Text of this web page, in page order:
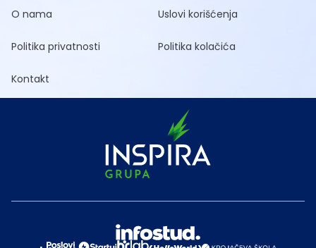
O nama Uslovi korišćenja
Politika privatnosti Politika kolačića
Kontakt